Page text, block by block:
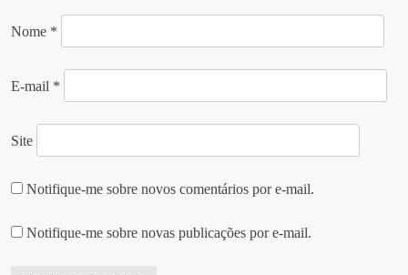
Nome *
E-mail *
Site
Notifique-me sobre novos comentários por e-mail.
Notifique-me sobre novas publicações por e-mail.